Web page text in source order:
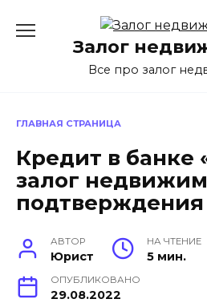
содержаниюЗалог
Все про залог
ГЛАВНАЯ СТРАНИЦА
Кредит в банке
залог
подтверждения
АВТОР
Юрист
НА ЧТЕНИЕ
5 мин.
ОПУБЛИКОВАНО
29.08.2022